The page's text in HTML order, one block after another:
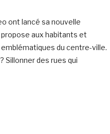
ont lancé sa nouvelle
aux habitants et
du centre-ville.
Sillonner des rues qui